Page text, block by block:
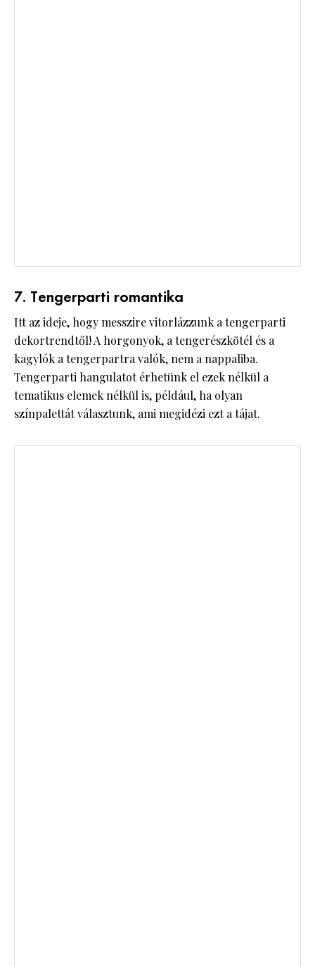
7. Tengerparti romantika
Itt az ideje, hogy messzire vitorlázzunk a tengerparti
dekortrendtől! A horgonyok, a tengerészkötél és a
kagylók a tengerpartra valók, nem a nappaliba.
Tengerparti hangulatot érhetünk el ezek nélkül a
tematikus elemek nélkül is, például, ha olyan
színpalettát választunk, ami megidézi ezt a tájat.